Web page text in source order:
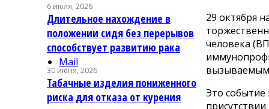
Mail
29 октября
человека
Это событие
6 июля, 2026
Длительное нахождение в
положении сидя без перерывов
способствует развитию рака
30 июня, 2026
Табачные изделия пониженного
риска для отказа от курения